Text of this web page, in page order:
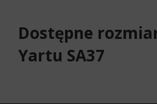
Dostępne
Yartu SA37